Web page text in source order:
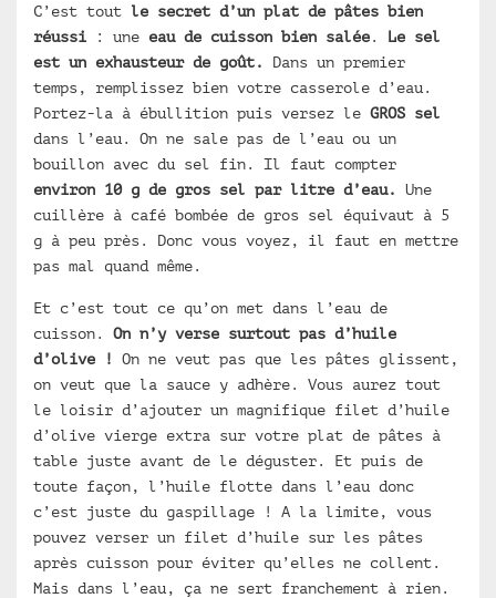
C’est tout le secret d’un plat de pâtes bien
réussi : une eau de cuisson bien salée.
Le sel
est un exhausteur de goût.
Dans un premier
temps, remplissez bien votre casserole d’eau.
Portez-la à ébullition puis versez le GROS sel
dans l’eau. On ne sale pas de l’eau ou un
bouillon avec du sel fin. Il faut compter
environ 10 g de gros sel par litre d’eau.
Une
cuillère à café bombée de gros sel équivaut à 5
g à peu près. Donc vous voyez, il faut en mettre
pas mal quand même.
Et c’est tout ce qu’on met dans l’eau de
cuisson. On n’y verse surtout pas d’huile
d’olive !
On ne veut pas que les pâtes glissent,
on veut que la sauce y adhère. Vous aurez tout
le loisir d’ajouter un magnifique filet d’huile
d’olive vierge extra sur votre plat de pâtes à
table juste avant de le déguster. Et puis de
toute façon, l’huile flotte dans l’eau donc
c’est juste du gaspillage ! A la limite, vous
pouvez verser un filet d’huile sur les pâtes
après cuisson pour éviter qu’elles ne collent.
Mais dans l’eau, ça ne sert franchement à rien.